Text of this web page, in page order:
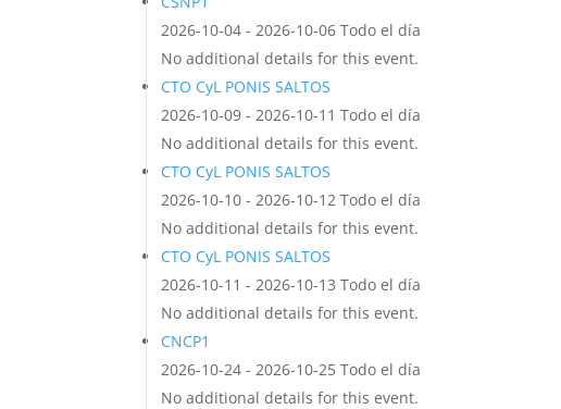
2026-10-04 - 2026-10-06 Todo el día
No additional details for this event.
CTO CyL PONIS SALTOS
2026-10-09 - 2026-10-11 Todo el día
No additional details for this event.
CTO CyL PONIS SALTOS
2026-10-10 - 2026-10-12 Todo el día
No additional details for this event.
CTO CyL PONIS SALTOS
2026-10-11 - 2026-10-13 Todo el día
No additional details for this event.
CNCP1
2026-10-24 - 2026-10-25 Todo el día
No additional details for this event.